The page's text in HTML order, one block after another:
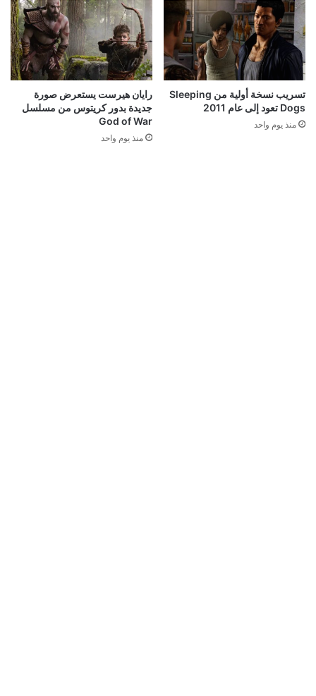
تسريب نسخة أولية من Sleeping
Dogs تعود إلى عام 2011
منذ يوم واحد
رايان هيرست يستعرض صورة
جديدة بدور كريتوس من مسلسل
God of War
منذ يوم واحد